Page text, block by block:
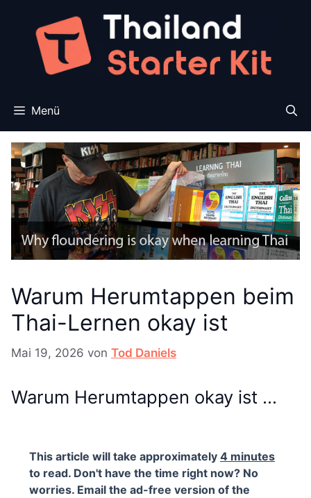
springen
Menü
Warum Herumtappen beim
Thai-Lernen okay ist
Mai 19, 2026 von Tod Daniels
Warum Herumtappen okay ist …
This article will take approximately 4 minutes
to read. Don't have the time right now? No
worries. Email the ad-free version of the